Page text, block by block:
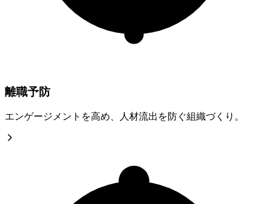
離職予防
エンゲージメントを高め、人材流出を防ぐ組織づくり。